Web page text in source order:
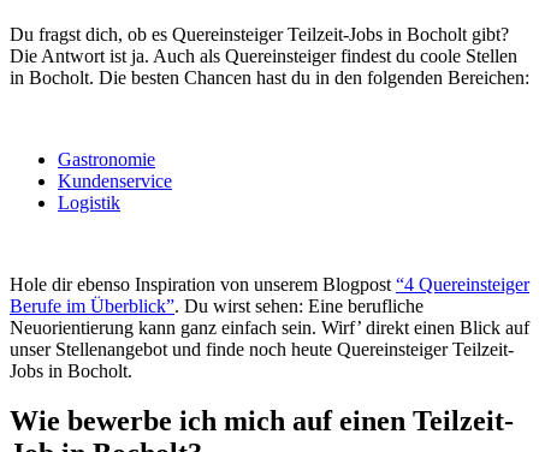
Du fragst dich, ob es Quereinsteiger Teilzeit-Jobs in Bocholt gibt?
Die Antwort ist ja. Auch als Quereinsteiger findest du coole Stellen
in Bocholt. Die besten Chancen hast du in den folgenden Bereichen:
Gastronomie
Kundenservice
Logistik
Hole dir ebenso Inspiration von unserem Blogpost “4 Quereinsteiger
Berufe im Überblick”. Du wirst sehen: Eine berufliche
Neuorientierung kann ganz einfach sein. Wirf’ direkt einen Blick auf
unser Stellenangebot und finde noch heute Quereinsteiger Teilzeit-
Jobs in Bocholt.
Wie bewerbe ich mich auf einen Teilzeit-